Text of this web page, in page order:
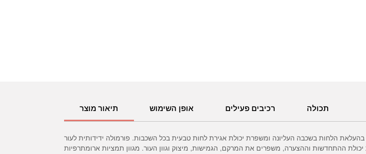
תיאור מוצר אופן השימוש רכיבים פעילים תכולה
בהעלאת הלחות בשכבה העליונה ומשפרת יכולת אגירת לחות טבעית בכל השכבות. פורמולה ידידותית לעור
ההתחדשות וההצערה, משפרים את המרקם, הגמישות, מיצוק וגוון העור. מגוון תמציות ארומתרפיות